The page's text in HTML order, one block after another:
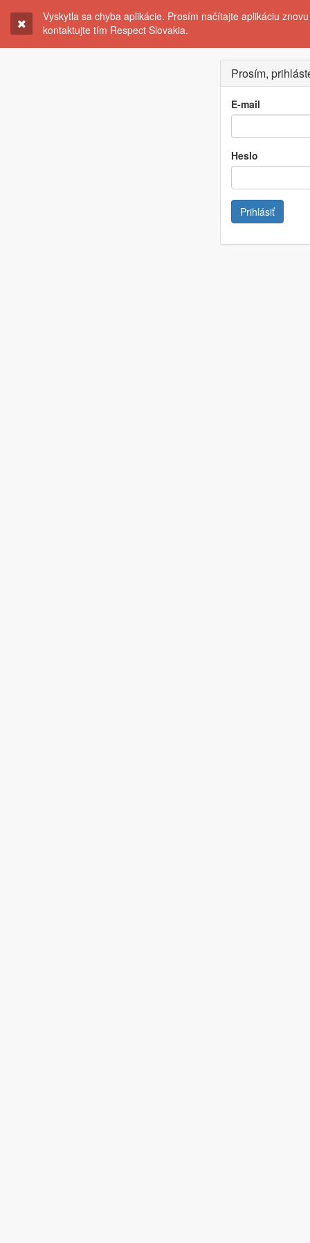
Vyskytla sa chyba aplikácie. Prosím načítajte aplikáciu
kontaktujte tím Respect Slovakia.
Prosím,
E-mail
Heslo
Prihlásiť